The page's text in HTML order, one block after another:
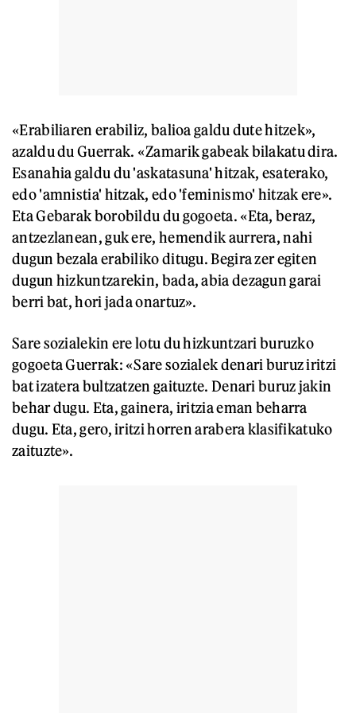
«Erabiliaren erabiliz, balioa galdu dute hitzek»,
azaldu du Guerrak. «Zamarik gabeak bilakatu dira.
Esanahia galdu du 'askatasuna' hitzak, esaterako,
edo 'amnistia' hitzak, edo 'feminismo' hitzak ere».
Eta Gebarak borobildu du gogoeta. «Eta, beraz,
antzezlanean, guk ere, hemendik aurrera, nahi
dugun bezala erabiliko ditugu. Begira zer egiten
dugun hizkuntzarekin, bada, abia dezagun garai
berri bat, hori jada onartuz».
Sare sozialekin ere lotu du hizkuntzari buruzko
gogoeta Guerrak: «Sare sozialek denari buruz iritzi
bat izatera bultzatzen gaituzte. Denari buruz jakin
behar dugu. Eta, gainera, iritzia eman beharra
dugu. Eta, gero, iritzi horren arabera klasifikatuko
zaituzte».